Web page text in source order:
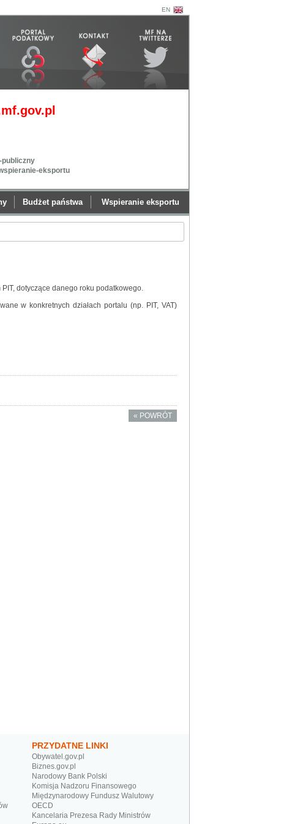
EN
publiczny
eksportu
Budżet państwa Wspieranie eksportu
dotyczące danego roku podatkowego.
w konkretnych działach portalu (np. PIT, VAT)
« POWRÓT
PRZYDATNE LINKI
Obywatel.gov.pl
Biznes.gov.pl
Narodowy Bank Polski
Komisja Nadzoru Finansowego
Międzynarodowy Fundusz Walutowy
OECD
Kancelaria Prezesa Rady Ministrów